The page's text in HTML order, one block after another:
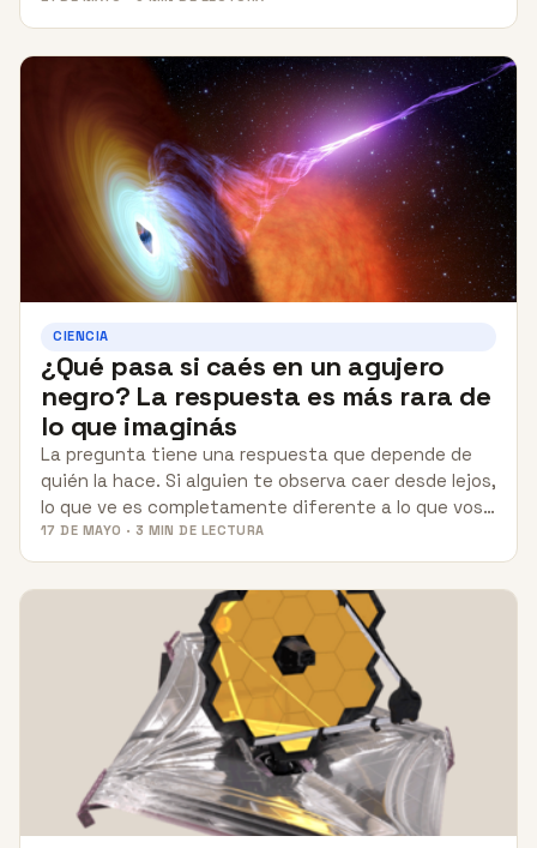
CIENCIA
¿Qué pasa si caés en un agujero
negro? La respuesta es más rara de
lo que imaginás
La pregunta tiene una respuesta que depende de
quién la hace. Si alguien te observa caer desde lejos,
lo que ve es completamente diferente a lo que vos…
17 DE MAYO · 3 MIN DE LECTURA